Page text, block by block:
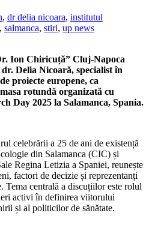
, dr delia nicoara, institutul
, salmanca, stiri, up news
Ion Chiricuță” Cluj-Napoca
r. Delia Nicoară, specialist în
proiecte europene, ca
rotundă organizată cu
Day 2025 la Salamanca, Spania.
celebrării a 25 de ani de existență
din Salamanca (CIC) și
Regina Letizia a Spaniei, reunește
factori de decizie și reprezentanți
Tema centrală a discuțiilor este rolul
activi în definirea viitorului
și al politicilor de sănătate.